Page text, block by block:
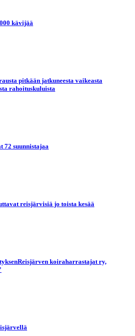
kävijää
pitkään jatkuneesta vaikeasta
rahoituskuluista
72 suunnistajaa
reisjärvisiä jo toista kesää
koiraharrastajat ry,